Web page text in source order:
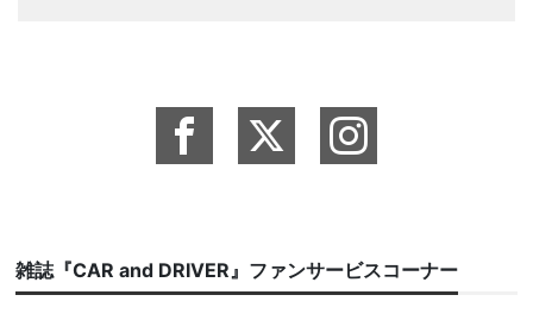
雑誌『CAR and DRIVER』ファンサービスコーナー